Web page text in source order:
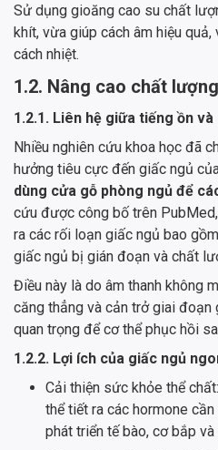
Sử dụng gioăng cao su chất
khít, vừa giúp cách âm hiệu
cách nhiệt.
1.2. Nâng cao chất
1.2.1. Liên hệ giữa tiếng ồn
Nhiều nghiên cứu khoa học đã
hưởng tiêu cực đến giấc ngủ
dùng cửa gỗ phòng ngủ để
cứu được công bố trên
ra các rối loạn giấc ngủ bao
giấc ngủ bị gián đoạn và chất
Điều này là do âm thanh không
căng thẳng và cản trở giai đoạn
quan trọng để cơ thể phục hồi
1.2.2. Lợi ích của giấc ngủ
Cải thiện sức khỏe thể
thể tiết ra các hormone
phát triển tế bào, cơ bắp và